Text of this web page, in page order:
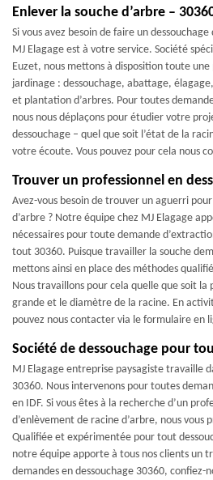
Enlever la souche d’arbre –
Si vous avez besoin de faire un
MJ Elagage est à votre service. Société
Euzet, nous mettons à disposition toute
jardinage : dessouchage, abattage,
et plantation d’arbres. Pour toutes
nous nous déplaçons pour étudier votre
dessouchage – quel que soit l’état de la
votre écoute. Vous pouvez pour cela nous
Trouver un professionnel en
Avez-vous besoin de trouver un aguerri
d’arbre ? Notre équipe chez MJ Elagage
nécessaires pour toute demande
tout 30360. Puisque travailler la souche
mettons ainsi en place des méthodes
Nous travaillons pour cela quelle que soit la
grande et le diamètre de la racine. En
pouvez nous contacter via le formulaire en
Société de dessouchage pour
MJ Elagage entreprise paysagiste travaille
30360. Nous intervenons pour toutes
en IDF. Si vous êtes à la recherche d’un
d’enlèvement de racine d’arbre, nous vous
Qualifiée et expérimentée pour tout
notre équipe apporte à tous nos clients un
demandes en dessouchage 30360, confiez-